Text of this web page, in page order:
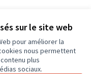
sur le site web
pour améliorer la
nous permettent
plus
sociaux.